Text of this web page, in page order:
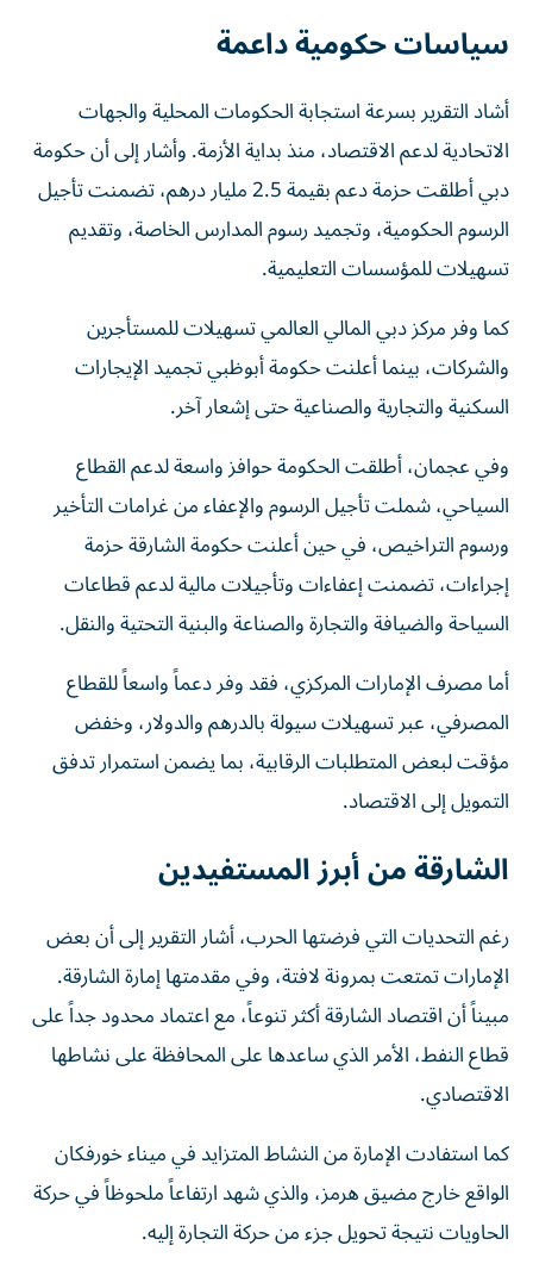
سياسات حكومية داعمة
أشاد التقرير بسرعة استجابة الحكومات المحلية والجهات
الاتحادية لدعم الاقتصاد، منذ بداية الأزمة. وأشار إلى أن حكومة
دبي أطلقت حزمة دعم بقيمة 2.5 مليار درهم، تضمنت تأجيل
الرسوم الحكومية، وتجميد رسوم المدارس الخاصة، وتقديم
تسهيلات للمؤسسات التعليمية.
كما وفر مركز دبي المالي العالمي تسهيلات للمستأجرين
والشركات، بينما أعلنت حكومة أبوظبي تجميد الإيجارات
السكنية والتجارية والصناعية حتى إشعار آخر.
وفي عجمان، أطلقت الحكومة حوافز واسعة لدعم القطاع
السياحي، شملت تأجيل الرسوم والإعفاء من غرامات التأخير
ورسوم التراخيص، في حين أعلنت حكومة الشارقة حزمة
إجراءات، تضمنت إعفاءات وتأجيلات مالية لدعم قطاعات
السياحة والضيافة والتجارة والصناعة والبنية التحتية والنقل.
أما مصرف الإمارات المركزي، فقد وفر دعماً واسعاً للقطاع
المصرفي، عبر تسهيلات سيولة بالدرهم والدولار، وخفض
مؤقت لبعض المتطلبات الرقابية، بما يضمن استمرار تدفق
التمويل إلى الاقتصاد.
الشارقة من أبرز المستفيدين
رغم التحديات التي فرضتها الحرب، أشار التقرير إلى أن بعض
الإمارات تمتعت بمرونة لافتة، وفي مقدمتها إمارة الشارقة.
مبيناً أن اقتصاد الشارقة أكثر تنوعاً، مع اعتماد محدود جداً على
قطاع النفط، الأمر الذي ساعدها على المحافظة على نشاطها
الاقتصادي.
كما استفادت الإمارة من النشاط المتزايد في ميناء خورفكان
الواقع خارج مضيق هرمز، والذي شهد ارتفاعاً ملحوظاً في حركة
الحاويات نتيجة تحويل جزء من حركة التجارة إليه.